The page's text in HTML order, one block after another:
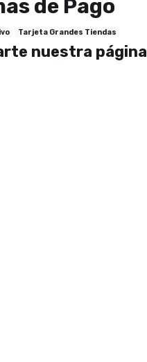
de Pago
Tarjeta Grandes Tiendas
nuestra página